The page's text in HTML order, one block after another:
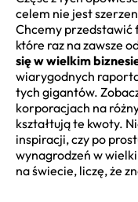
celem nie jest
Chcemy przedstawić
które raz na zawsze
się w wielkim
wiarygodnych
tych gigantów.
korporacjach na
kształtują te kwoty.
inspiracji, czy po
wynagrodzeń w
na świecie, liczę, że